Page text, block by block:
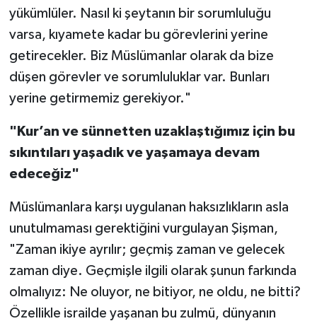
yükümlüler. Nasıl ki şeytanın bir sorumluluğu
varsa, kıyamete kadar bu görevlerini yerine
getirecekler. Biz Müslümanlar olarak da bize
düşen görevler ve sorumluluklar var. Bunları
yerine getirmemiz gerekiyor."
"Kur’an ve sünnetten uzaklaştığımız için bu
sıkıntıları yaşadık ve yaşamaya devam
edeceğiz"
Müslümanlara karşı uygulanan haksızlıkların asla
unutulmaması gerektiğini vurgulayan Şişman,
"Zaman ikiye ayrılır; geçmiş zaman ve gelecek
zaman diye. Geçmişle ilgili olarak şunun farkında
olmalıyız: Ne oluyor, ne bitiyor, ne oldu, ne bitti?
Özellikle israilde yaşanan bu zulmü, dünyanın